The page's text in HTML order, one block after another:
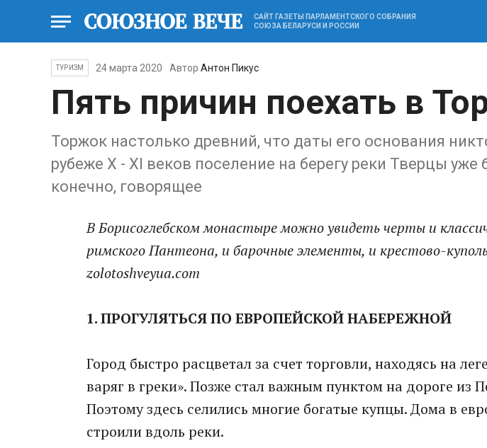
САЙТ ГАЗЕТЫ ПАРЛАМЕНТСКОГО СОБРАНИЯ
СОЮЗА БЕЛАРУСИ И РОССИИ
ТУРИЗМ 24 марта 2020 АвторАнтон Пикус
Пять причин поехать в
Торжок настолько древний, что даты его основания
рубеже X - XI веков поселение на берегу реки Тверцы уже
конечно, говорящее
В Борисоглебском монастыре можно увидеть черты и
римского Пантеона, и барочные элементы, и крестово-
zolotoshveyua.com
1. ПРОГУЛЯТЬСЯ ПО ЕВРОПЕЙСКОЙ НАБЕРЕЖНОЙ
Город быстро расцветал за счет торговли, находясь на
варяг в греки». Позже стал важным пунктом на дороге из
Поэтому здесь селились многие богатые купцы. Дома в
строили вдоль реки.